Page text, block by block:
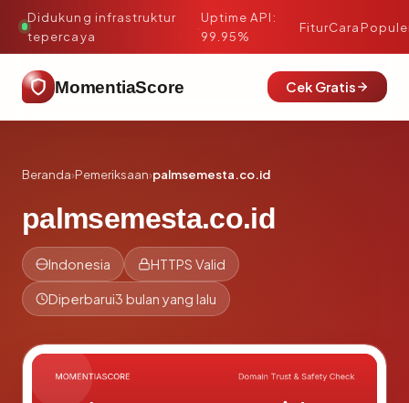
Didukung infrastruktur
tepercaya
·
Uptime API:
99.95%
FiturCara
MomentiaScore Cek Gratis
Beranda›Pemeriksaan›palmsemesta.co.id
palmsemesta.co.id
Indonesia HTTPS Valid
Diperbarui3 bulan yang lalu